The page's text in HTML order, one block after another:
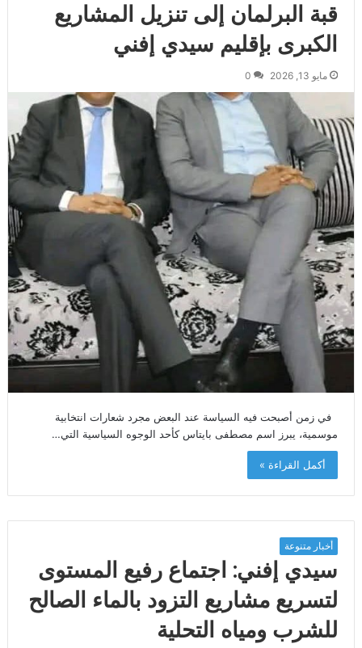
قبة البرلمان إلى تنزيل المشاريع
الكبرى بإقليم سيدي إفني
مايو 13, 2026 0
في زمن أصبحت فيه السياسة عند البعض مجرد شعارات انتخابية
موسمية، يبرز اسم مصطفى بايتاس كأحد الوجوه السياسية التي…
أكمل القراءة »
أخبار متنوعة
سيدي إفني: اجتماع رفيع المستوى
لتسريع مشاريع التزود بالماء الصالح
للشرب ومياه التحلية